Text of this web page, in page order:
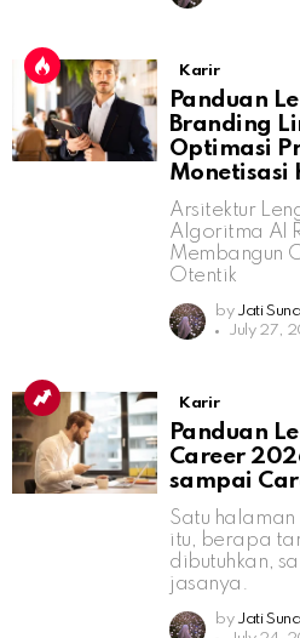
Karir
Panduan
Branding
Optimasi
Monetisasi
Arsitektur
Algoritma AI
Membangun
Otentik
by Jati
July 27,
Karir
Panduan
Career
sampai
Satu
itu, berapa
dibutuhkan,
jasanya.
by Jati